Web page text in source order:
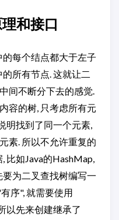
和接口
每个结点都大于左子
所有节点. 这就让二
间不断分下去的感觉.
容的树, 只考虑所有元
明找到了同一个元素,
素. 所以不允许重复的
比如Java的HashMap,
为二叉查找树编写一
序", 就需要使用
以先来创建继承了